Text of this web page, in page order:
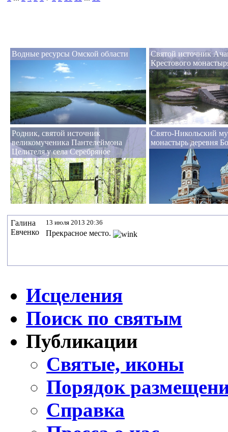
Водные ресурсы Омской области
Святой источник
Крестового
Родник, святой источник
великомученика Пантелеймона
Целителя у села Серебряное
Свято-Никольский
монастырь деревня
Галина
Евченко
13 июля 2013 20:36
Прекрасное место.
Исцеления
Поиск по святым
Публикации
Святые, иконы
Порядок
Справка